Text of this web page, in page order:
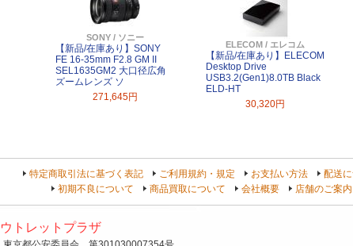
SONY / ソニー
【新品/在庫あり】SONY
FE 16-35mm F2.8 GM II
SEL1635GM2 大口径広角
ズームレンズ ソ
271,645円
ELECOM / エレコム
【新品/在庫あり】ELECOM
Desktop Drive
USB3.2(Gen1)8.0TB Black
ELD-HT
30,320円
特定商取引法に基づく表記 ご利用規約・規定 お支払い方法
配送
初期不良について
商品買取について 会社概要 店舗のご案内
トレットプラザ